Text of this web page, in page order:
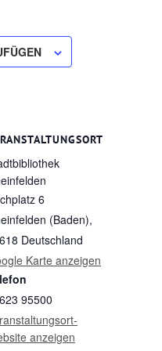
6
(Baden),
Deutschland
Karte anzeigen
95500
anzeigen